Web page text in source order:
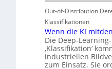
e
S
I
O
N
T
e
c
r
n
a
u
d
a
g
u
n
g
z
Out-of-Distribution
Klassifikationen
Wenn die KI
Die Deep-
‚Klassifikation‘
industriellen
zum Einsatz. Sie